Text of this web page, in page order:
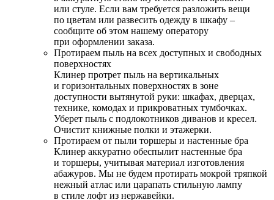
или стуле. Если вам требуется разложить вещи
по цветам или развесить одежду в шкафу –
сообщите об этом нашему оператору
при оформлении заказа.
Протираем пыль на всех доступных и свободных
поверхностях
Клинер протрет пыль на вертикальных
и горизонтальных поверхностях в зоне
доступности вытянутой руки: шкафах, дверцах,
технике, комодах и прикроватных тумбочках.
Уберет пыль с подлокотников диванов и кресел.
Очистит книжные полки и этажерки.
Протираем от пыли торшеры и настенные бра
Клинер аккуратно обеспылит настенные бра
и торшеры, учитывая материал изготовления
абажуров. Мы не будем протирать мокрой тряпкой
нежный атлас или царапать стильную лампу
в стиле лофт из нержавейки.